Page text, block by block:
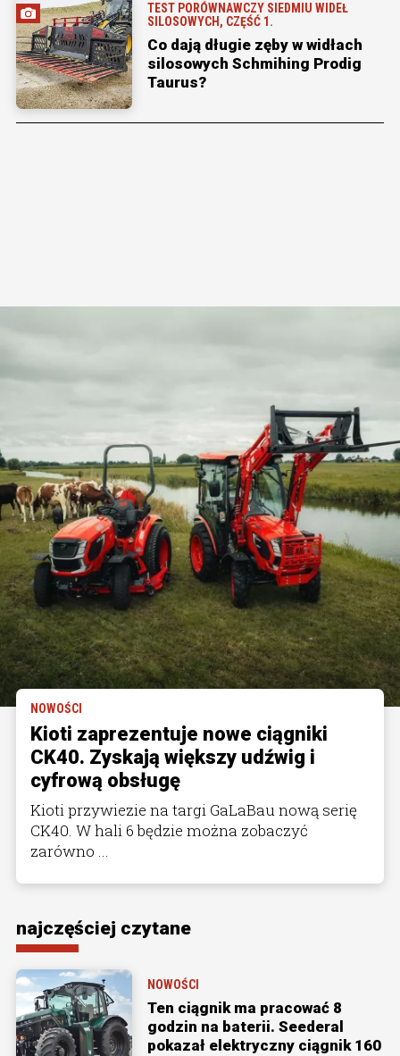
TEST PORÓWNAWCZY SIEDMIU WIDEŁ
SILOSOWYCH, CZĘŚĆ 1.
Co dają długie zęby w widłach
silosowych Schmihing Prodig
Taurus?
NOWOŚCI
Kioti zaprezentuje nowe ciągniki
CK40. Zyskają większy udźwig i
cyfrową obsługę
Kioti przywiezie na targi GaLaBau nową serię
CK40. W hali 6 będzie można zobaczyć
zarówno ...
najczęściej czytane
NOWOŚCI
Ten ciągnik ma pracować 8
godzin na baterii. Seederal
pokazał elektryczny ciągnik 160